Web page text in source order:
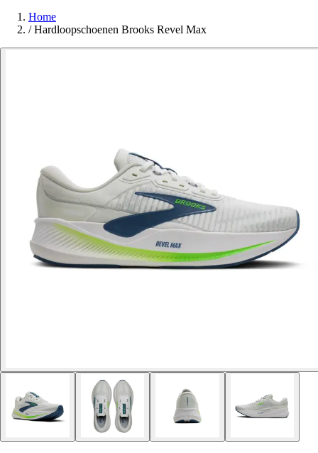
Home
/ Hardloopschoenen Brooks Revel Max